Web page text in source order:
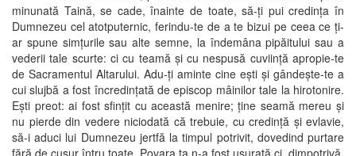
minunată Taină, se cade, înainte de toate, să-ţi pui credinţa în
Dumnezeu cel atotputernic, ferindu-te de a te bizui pe ceea ce ţi-
ar spune simţurile sau alte semne, la îndemâna pipăitului sau a
vederii tale scurte: ci cu teamă şi cu nespusă cuviinţă apropie-te
de Sacramentul Altarului. Adu-ţi aminte cine eşti şi gândeşte-te a
cui slujbă a fost încredinţată de episcop mâinilor tale la hirotonire.
Eşti preot: ai fost sfinţit cu această menire; ţine seamă mereu şi
nu pierde din vedere niciodată că trebuie, cu credinţă şi evlavie,
să-i aduci lui Dumnezeu jertfă la timpul potrivit, dovedind purtare
fără de cusur întru toate. Povara ta n-a fost uşurată ci, dimpotrivă,